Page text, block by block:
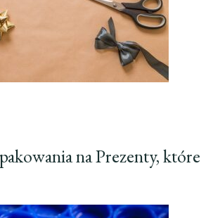
na Prezenty, które